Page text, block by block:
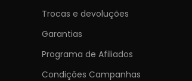
Trocas e devoluções
Garantias
Programa de Afiliados
Condições Campanhas